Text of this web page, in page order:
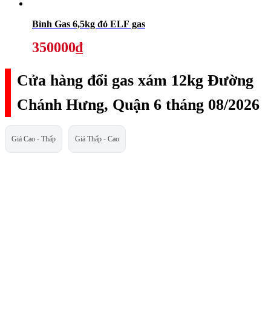
Bình Gas 6,5kg đỏ ELF gas
350000₫
Cửa hàng đổi gas xám 12kg Đường
Chánh Hưng, Quận 6 tháng 08/2026
Giá Cao - Thấp Giá Thấp - Cao